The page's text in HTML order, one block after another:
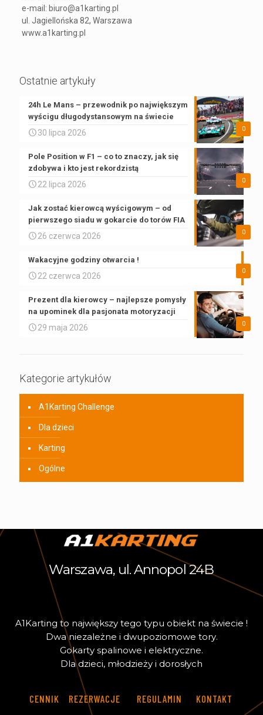
e-mail: biuro@a1karting.pl
ul. Jagiellońska 82, Warszawa
www.a1karting.pl
Ostatnie artykuły
0
24h Le Mans – przewodnik po największym
wyścigu długodystansowym na świecie
30 lipca 2026
0
Pole Position w F1 – co to znaczy, jak się
zdobywa i kto jest rekordzistą
22 lipca 2026
0
Jak zostać kierowcą wyścigowym – od
pierwszego siadu w gokarcie do torów FIA
26 czerwca 2026
0
Wakacyjne godziny otwarcia !
22 czerwca 2026
0
Prezent dla kierowcy – najlepsze pomysły
na upominek dla pasjonata motoryzacji
29 maja 2026
Kategorie artykułów
A1Karting Challenge
Dla dzieci
Karting
Ogólne
Warszawa, ul. Annopol 24B
A1Karting to największy tego typu obiekt na świecie !
Dwa niezależne i dwupoziomowe tory.
Gokarty spalinowe i elektryczne.
Dla dzieci, młodzieży i dorosłych
CENNIK REZERWACJE REGULAMIN KONTAKT